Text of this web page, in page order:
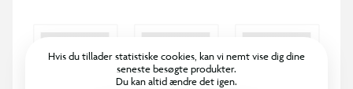
Hvis du tillader statistiske cookies, kan vi nemt vise dig dine
seneste besøgte produkter.
Du kan altid ændre det igen.